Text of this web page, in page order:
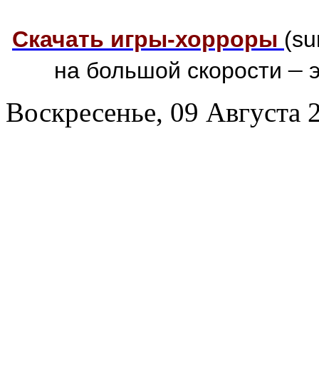
Скачать игры-хорроры
на большой скорости–
Воскресенье, 09 Августа